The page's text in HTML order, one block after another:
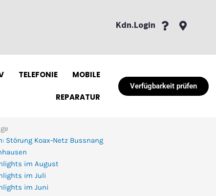
Kdn.Login
TELEFONIE MOBILE
REPARATUR
Verfügbarkeit prüfen
Störung Koax-Netz Bussnang
im August
im Juli
im Juni